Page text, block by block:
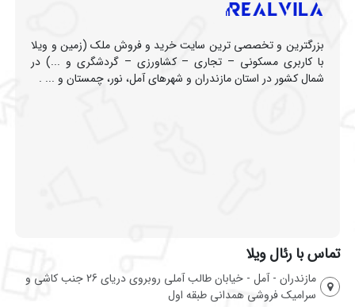
بزرگترین و تخصصی ترین سایت خرید و فروش ملک (زمین و ویلا
با کاربری مسکونی – تجاری – کشاورزی – گردشگری و ...) در
شمال کشور در استان مازندران و شهرهای آمل، نور، چمستان و ... .
تماس با رئال ویلا
مازندران - آمل - خیابان طالب آملی روبروی دریای 26 جنب کاشی و
سرامیک فروشی همدانی طبقه اول